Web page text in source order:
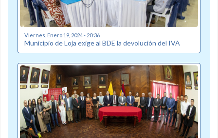
Viernes, Enero 19, 2024 - 20:36
Municipio de Loja exige al BDE la devolución del IVA